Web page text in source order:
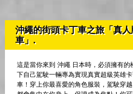
沖繩的街頭卡丁車之旅「真
車」.
這是當你來到 沖繩 日本時，必須擁有的
下自己駕駛一輛專為實現真實超級英雄
車！穿上你最喜愛的角色服裝，駕駛穿